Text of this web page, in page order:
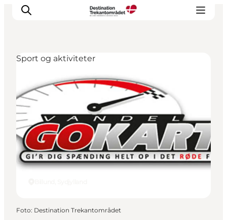
LEGOLAND® Billund Resort
Byer
Det sker
Overnatning
Planlæg din rejse
Køb
Sport og aktiviteter
Foto: Destination Trekantområdet